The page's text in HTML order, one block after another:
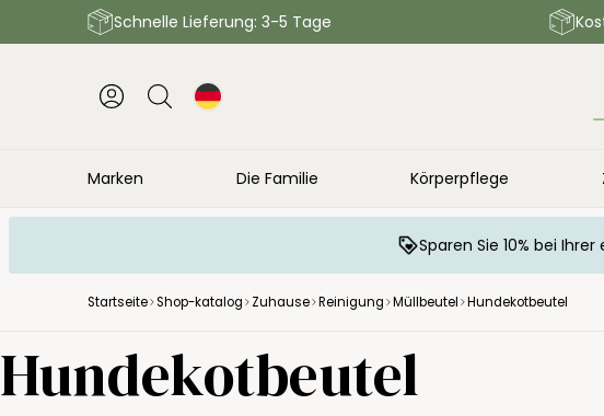
Schnelle Lieferung: 3-5 Tage
Marken Die Familie Körperpflege
Sparen Sie 10% bei
Startseite Shop-katalog Zuhause Reinigung Müllbeutel Hundekotbeutel
Hundekotbeutel